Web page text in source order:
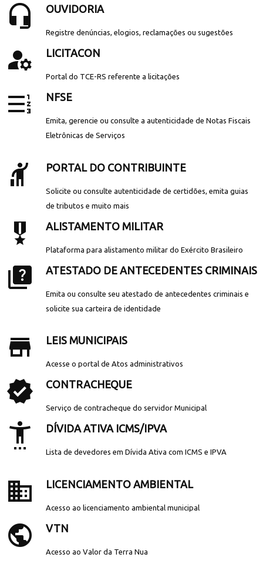
headset_mic OUVIDORIA
Registre denúncias, elogios, reclamações ou sugestões
manage_accounts LICITACON
Portal do TCE-RS referente a licitações
format_list_numbered_rtl NFSE
Emita, gerencie ou consulte a autenticidade de Notas Fiscais
Eletrônicas de Serviços
hail PORTAL DO CONTRIBUINTE
Solicite ou consulte autenticidade de certidões, emita guias
de tributos e muito mais
military_tech ALISTAMENTO MILITAR
Plataforma para alistamento militar do Exército Brasileiro
quiz ATESTADO DE ANTECEDENTES CRIMINAIS
Emita ou consulte seu atestado de antecedentes criminais e
solicite sua carteira de identidade
store_mall_directory LEIS MUNICIPAIS
Acesse o portal de Atos administrativos
verified CONTRACHEQUE
Serviço de contracheque do servidor Municipal
settings_accessibility DÍVIDA ATIVA ICMS/IPVA
Lista de devedores em Dívida Ativa com ICMS e IPVA
business LICENCIAMENTO AMBIENTAL
Acesso ao licenciamento ambiental municipal
public VTN
Acesso ao Valor da Terra Nua